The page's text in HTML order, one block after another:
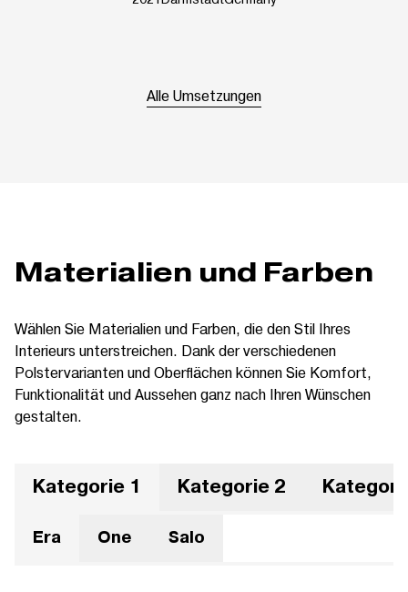
Alle Umsetzungen
Materialien und Farben
Wählen Sie Materialien und Farben, die den Stil Ihres
Interieurs unterstreichen. Dank der verschiedenen
Polstervarianten und Oberflächen können Sie Komfort,
Funktionalität und Aussehen ganz nach Ihren Wünschen
gestalten.
Kategorie 1 Kategorie 2
Era One Salo